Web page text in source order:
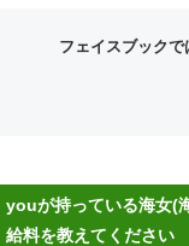
フェイスブックで
youが持っている海女(
給料を教えてください